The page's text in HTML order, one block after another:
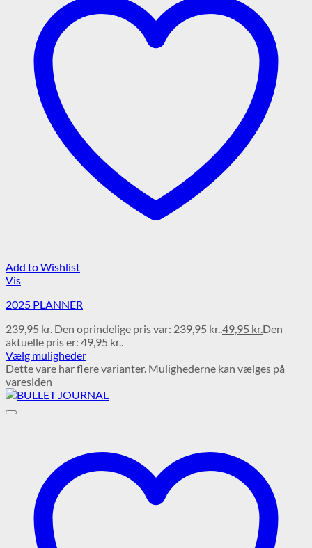
Add to Wishlist
Vis
2025 PLANNER
239,95kr. Den oprindelige pris var: 239,95 kr..49,95 kr.Den
aktuelle pris er: 49,95 kr..
Vælg muligheder
Dette vare har flere varianter. Mulighederne kan vælges på
varesiden